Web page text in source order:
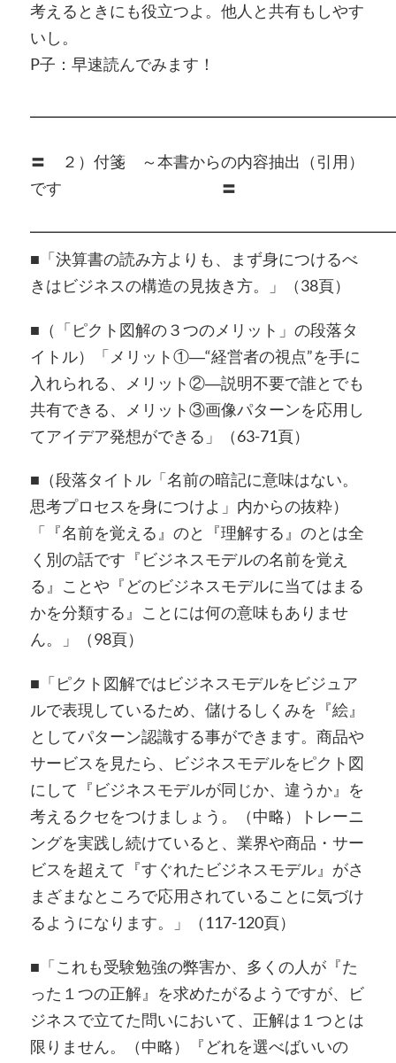
考えるときにも役立つよ。他人と共有もしやす
いし。
P子：早速読んでみます！
〓 ２）付箋 ～本書からの内容抽出（引用）
です 〓
■「決算書の読み方よりも、まず身につけるべ
きはビジネスの構造の見抜き方。」（38頁）
■（「ピクト図解の３つのメリット」の段落タ
イトル）「メリット①―“経営者の視点”を手に
入れられる、メリット②―説明不要で誰とでも
共有できる、メリット③画像パターンを応用し
てアイデア発想ができる」（63-71頁）
■（段落タイトル「名前の暗記に意味はない。
思考プロセスを身につけよ」内からの抜粋）
「『名前を覚える』のと『理解する』のとは全
く別の話です『ビジネスモデルの名前を覚え
る』ことや『どのビジネスモデルに当てはまる
かを分類する』ことには何の意味もありませ
ん。」（98頁）
■「ピクト図解ではビジネスモデルをビジュア
ルで表現しているため、儲けるしくみを『絵』
としてパターン認識する事ができます。商品や
サービスを見たら、ビジネスモデルをピクト図
にして『ビジネスモデルが同じか、違うか』を
考えるクセをつけましょう。（中略）トレーニ
ングを実践し続けていると、業界や商品・サー
ビスを超えて『すぐれたビジネスモデル』がさ
まざまなところで応用されていることに気づけ
るようになります。」（117-120頁）
■「これも受験勉強の弊害か、多くの人が『た
った１つの正解』を求めたがるようですが、ビ
ジネスで立てた問いにおいて、正解は１つとは
限りません。（中略）『どれを選べばいいの